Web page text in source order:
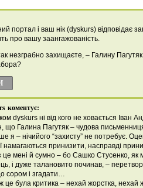
портал і ваш нік (dyskurs) відповідає
про вашу заангажованість.
незграбно захищаєте, – Галину
коментує:
dyskurs ні від кого не ховається Іван
що Галина Пагутяк – чудова
я – нічийого “захисту” не потребує.
намагаються принизити, насправді
це мені й сумно – бо Сашко Стусенко, як
і дуже талановито починав, –
сором і згадати…
це була критика – нехай жорстка, нехай